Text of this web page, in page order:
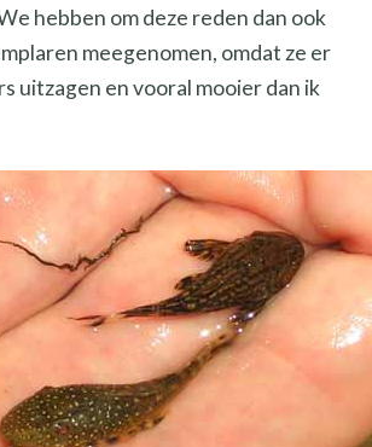
hebben om deze reden dan ook
meegenomen, omdat ze er
uitzagen en vooral mooier dan ik